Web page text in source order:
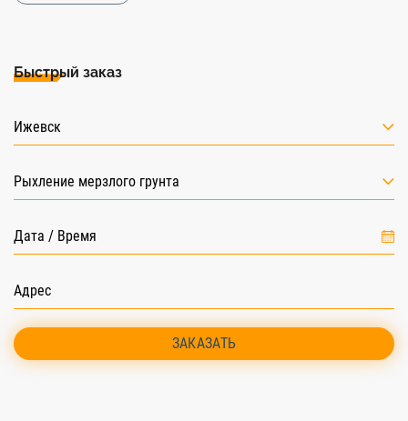
Быстрый заказ
Ижевск
Рыхление мерзлого грунта
ЗАКАЗАТЬ